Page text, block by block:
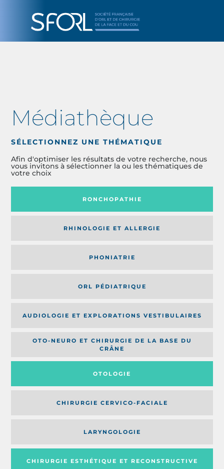
Médiathèque
SÉLECTIONNEZ UNE THÉMATIQUE
Afin d'optimiser les résultats de votre recherche, nous
vous invitons à sélectionner la ou les thématiques de
votre choix
RONCHOPATHIE
RHINOLOGIE ET ALLERGIE
PHONIATRIE
ORL PÉDIATRIQUE
AUDIOLOGIE ET EXPLORATIONS VESTIBULAIRES
OTO-NEURO ET CHIRURGIE DE LA BASE DU
CRÂNE
OTOLOGIE
CHIRURGIE CERVICO-FACIALE
LARYNGOLOGIE
CHIRURGIE ESTHÉTIQUE ET RECONSTRUCTIVE